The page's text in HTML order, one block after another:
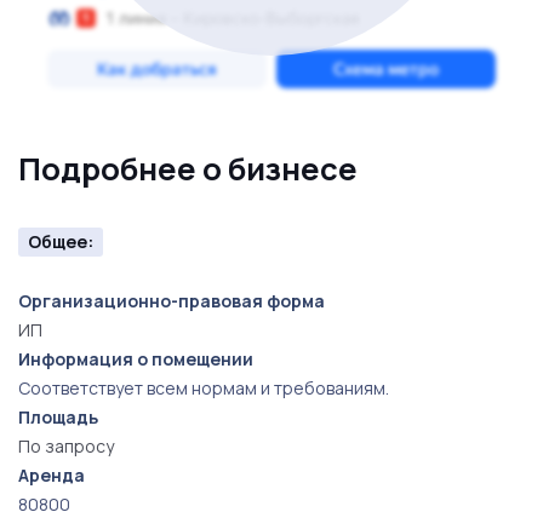
Подробнее о бизнесе
Общее:
Организационно-правовая форма
ИП
Информация о помещении
Соответствует всем нормам и требованиям.
Площадь
По запросу
Аренда
80800